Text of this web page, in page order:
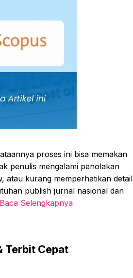
proses ini bisa memakan
penulis mengalami penolakan
atau kurang memperhatikan detail
publish jurnal nasional dan
Baca Selengkapnya
Terbit Cepat